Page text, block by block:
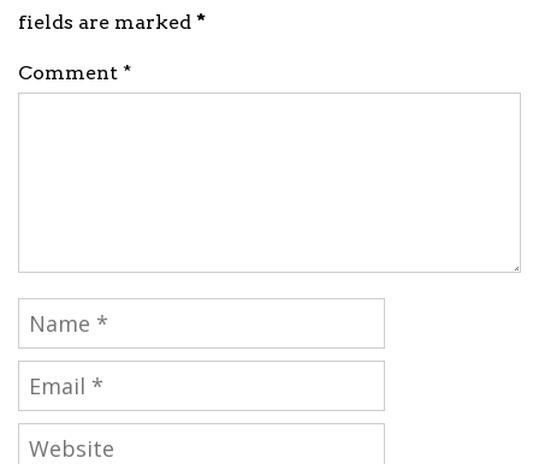
fields are marked *
Comment *